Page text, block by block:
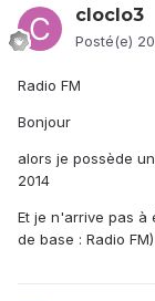
cloclo3
Posté(e)
Radio FM
Bonjour
alors je possède
2014
Et je n'arrive pas à
de base : Radio FM)